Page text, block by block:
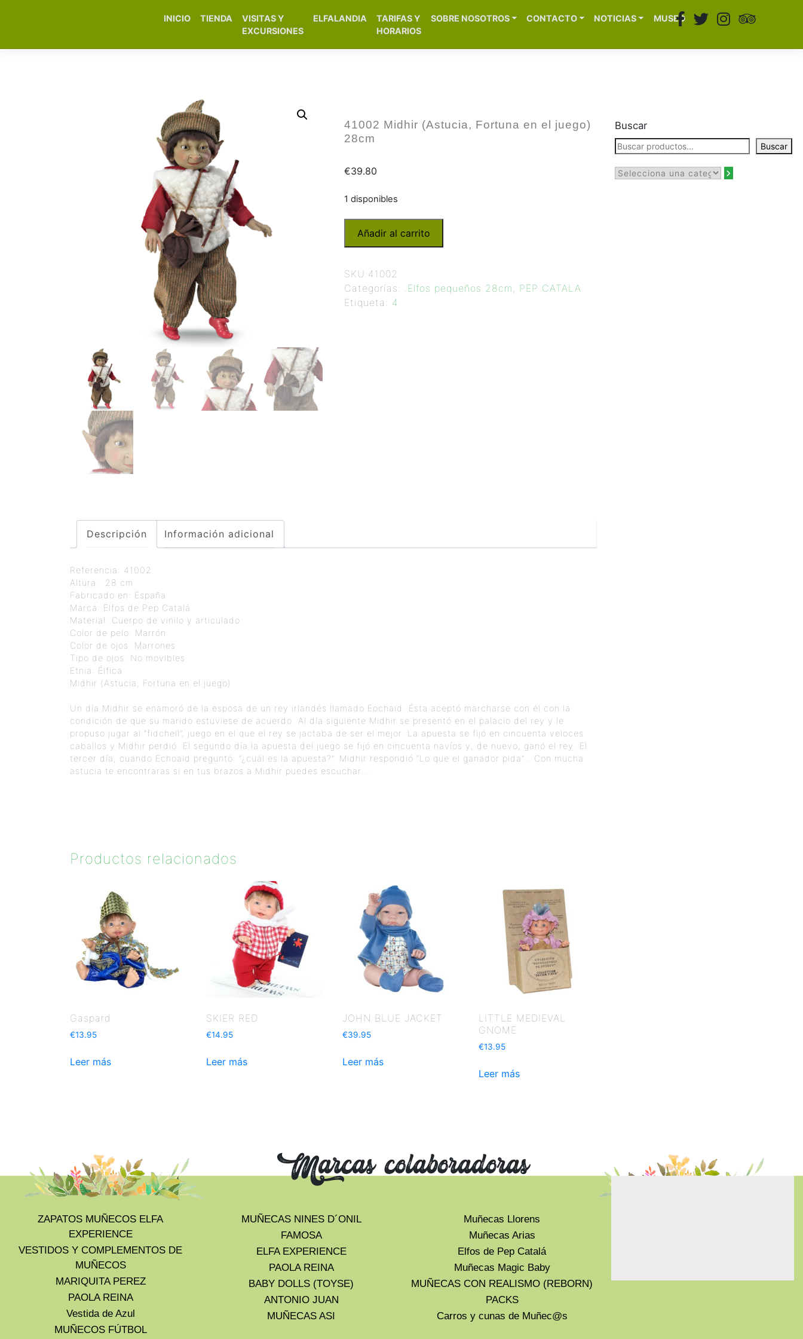
Elfa Experience – Onil – Alicante
INICIO TIENDA
VISITAS Y
EXCURSIONES
ELFALANDIA
TARIFAS Y
HORARIOS
SOBRE NOSOTROS CONTACTO NOTICIAS MUSEO
41002 Midhir (Astucia, Fortuna en el juego)
28cm
€39.80
1 disponibles
Añadir al carrito
SKU: 41002
Categorías: .Elfos pequeños 28cm , PEP CATALA
Etiqueta: 4
Descripción Información adicional
Referencia: 41002
Altura : 28 cm
Fabricado en: España
Marca: Elfos de Pep Catalá
Material: Cuerpo de vinilo y articulado
Color de pelo: Marrón
Color de ojos: Marrones
Tipo de ojos: No movibles
Etnia: Élfica
Midhir (Astucia, Fortuna en el juego)
Un día Midhir se enamoró de la esposa de un rey irlandés llamado Eochaïd. Ésta aceptó marcharse con él con la
condición de que su marido estuviese de acuerdo. Al día siguiente Midhir se presentó en el palacio del rey y le
propuso jugar al “fidchell”, juego en el que el rey se jactaba de ser el mejor. La apuesta se fijó en cincuenta veloces
caballos y Midhir perdió. El segundo día la apuesta del juego se fijó en cincuenta navíos y, de nuevo, ganó el rey. El
tercer día, cuando Echoaïd preguntó: “¿cuál es la apuesta?”. Midhir respondió “Lo que el ganador pida”… Con mucha
astucia te encontraras si en tus brazos a Midhir puedes escuchar….
Productos relacionados
Gaspard
€13.95
Leer más
SKIER RED
€14.95
Leer más
JOHN BLUE JACKET
€39.95
Leer más
LITTLE MEDIEVAL
GNOME
€13.95
Leer más
Buscar
Buscar
Marcas colaboradoras
ZAPATOS MUÑECOS ELFA
EXPERIENCE
VESTIDOS Y COMPLEMENTOS DE
MUÑECOS
MARIQUITA PEREZ
PAOLA REINA
Vestida de Azul
MUÑECOS FÚTBOL
MUÑECAS NINES D´ONIL
FAMOSA
ELFA EXPERIENCE
PAOLA REINA
BABY DOLLS (TOYSE)
ANTONIO JUAN
MUÑECAS ASI
Muñecas Llorens
Muñecas Arias
Elfos de Pep Catalá
Muñecas Magic Baby
MUÑECAS CON REALISMO (REBORN)
PACKS
Carros y cunas de Muñec@s